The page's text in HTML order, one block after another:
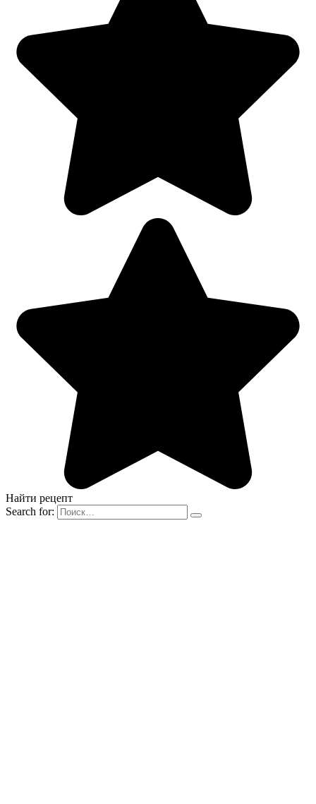
Найти рецепт
Search for: